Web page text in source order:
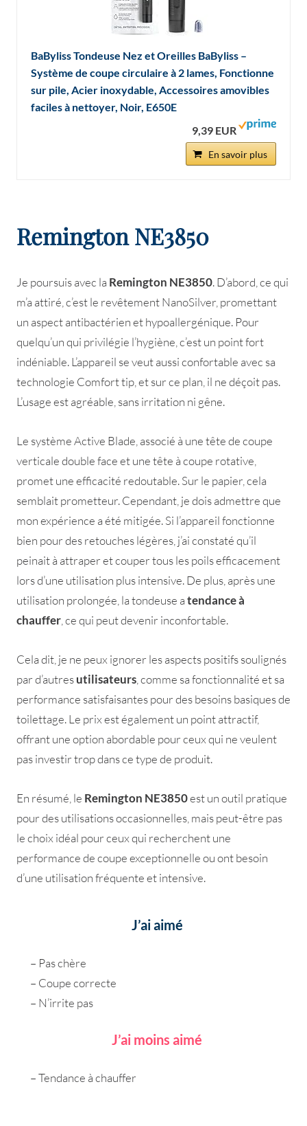
BaByliss Tondeuse Nez et Oreilles BaByliss –
Système de coupe circulaire à 2 lames, Fonctionne
sur pile, Acier inoxydable, Accessoires amovibles
faciles à nettoyer, Noir, E650E
9,39 EUR
En savoir plus
Remington NE3850
Je poursuis avec la Remington NE3850. D’abord, ce qui
m’a attiré, c’est le revêtement NanoSilver, promettant
un aspect antibactérien et hypoallergénique. Pour
quelqu’un qui privilégie l’hygiène, c’est un point fort
indéniable. L’appareil se veut aussi confortable avec sa
technologie Comfort tip, et sur ce plan, il ne déçoit pas.
L’usage est agréable, sans irritation ni gêne.
Le système Active Blade, associé à une tête de coupe
verticale double face et une tête à coupe rotative,
promet une efficacité redoutable. Sur le papier, cela
semblait prometteur. Cependant, je dois admettre que
mon expérience a été mitigée. Si l’appareil fonctionne
bien pour des retouches légères, j’ai constaté qu’il
peinait à attraper et couper tous les poils efficacement
lors d’une utilisation plus intensive. De plus, après une
utilisation prolongée, la tondeuse atendance à
chauffer , ce qui peut devenir inconfortable.
Cela dit, je ne peux ignorer les aspects positifs soulignés
par d’autresutilisateurs , comme sa fonctionnalité et sa
performance satisfaisantes pour des besoins basiques de
toilettage. Le prix est également un point attractif,
offrant une option abordable pour ceux qui ne veulent
pas investir trop dans ce type de produit.
En résumé, le Remington NE3850est un outil pratique
pour des utilisations occasionnelles, mais peut-être pas
le choix idéal pour ceux qui recherchent une
performance de coupe exceptionnelle ou ont besoin
d’une utilisation fréquente et intensive.
J’ai aimé
– Pas chère
– Coupe correcte
– N’irrite pas
J’ai moins aimé
– Tendance à chauffer